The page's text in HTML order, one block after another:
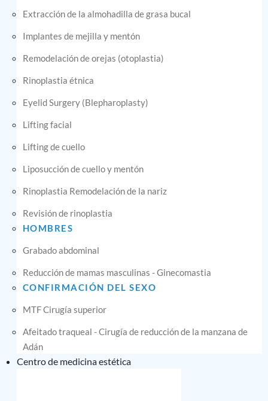
Extracción de la almohadilla de grasa bucal
Implantes de mejilla y mentón
Remodelación de orejas (otoplastia)
Rinoplastia étnica
Eyelid Surgery (Blepharoplasty)
Lifting facial
Lifting de cuello
Liposucción de cuello y mentón
Rinoplastia Remodelación de la nariz
Revisión de rinoplastia
HOMBRES
Grabado abdominal
Reducción de mamas masculinas - Ginecomastia
CONFIRMACIÓN DEL SEXO
MTF Cirugía superior
Afeitado traqueal - Cirugía de reducción de la manzana de
Adán
Centro de medicina estética